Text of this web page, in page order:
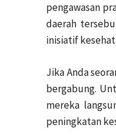
pengawasan
daerah
inisiatif
Jika Anda
bergabung.
mereka
peningkatan